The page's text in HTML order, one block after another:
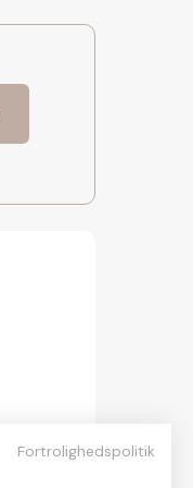
Fortrolighedspolitik